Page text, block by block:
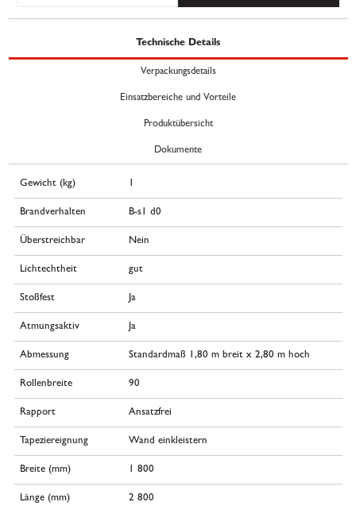
Technische Details
Verpackungsdetails
Einsatzbereiche und Vorteile
Produktübersicht
Dokumente
Gewicht (kg) 1
Brandverhalten B-s1 d0
Überstreichbar Nein
Lichtechtheit gut
Stoßfest Ja
Atmungsaktiv Ja
Abmessung Standardmaß 1,80 m breit x 2,80 m hoch
Rollenbreite 90
Rapport Ansatzfrei
Tapeziereignung Wand einkleistern
Breite (mm) 1 800
Länge (mm) 2 800